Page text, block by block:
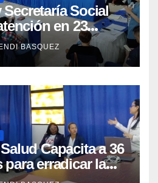
Social
en 23
BASQUEZ
Capacita a 36
erradicar la
Yaracuy